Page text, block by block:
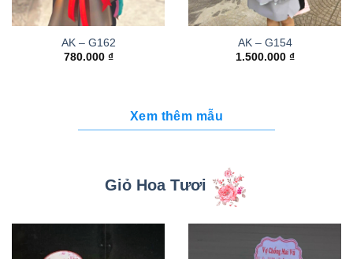
AK – G162
780.000 ₫
AK – G154
1.500.000 ₫
Xem thêm mẫu
Giỏ Hoa Tươi